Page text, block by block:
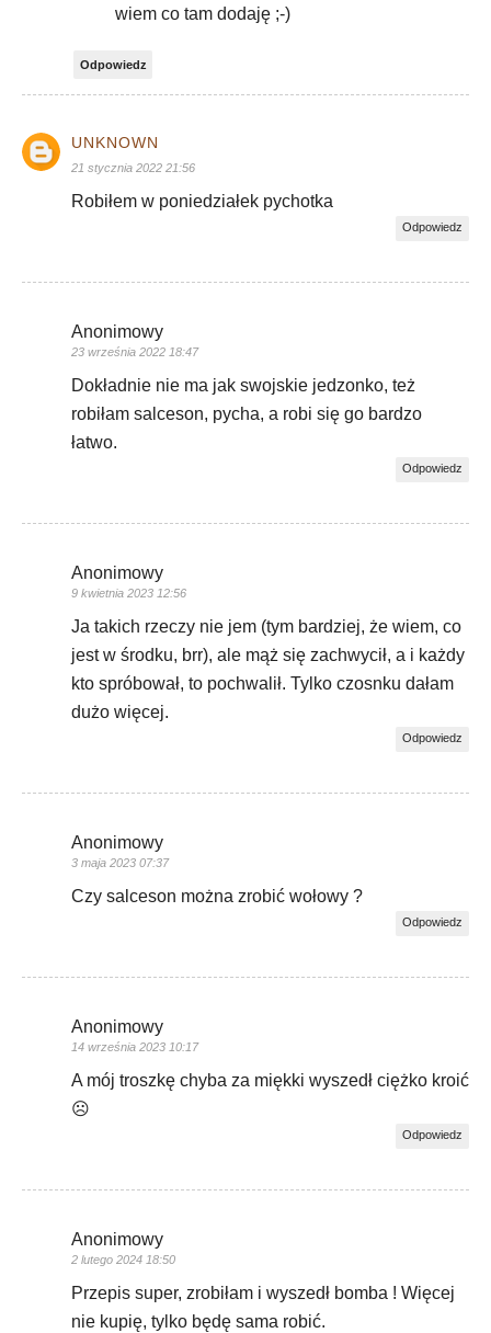
wiem co tam dodaję ;-)
Odpowiedz
UNKNOWN
21 stycznia 2022 21:56
Robiłem w poniedziałek pychotka
Odpowiedz
Anonimowy
23 września 2022 18:47
Dokładnie nie ma jak swojskie jedzonko, też
robiłam salceson, pycha, a robi się go bardzo
łatwo.
Odpowiedz
Anonimowy
9 kwietnia 2023 12:56
Ja takich rzeczy nie jem (tym bardziej, że wiem, co
jest w środku, brr), ale mąż się zachwycił, a i każdy
kto spróbował, to pochwalił. Tylko czosnku dałam
dużo więcej.
Odpowiedz
Anonimowy
3 maja 2023 07:37
Czy salceson można zrobić wołowy ?
Odpowiedz
Anonimowy
14 września 2023 10:17
A mój troszkę chyba za miękki wyszedł ciężko kroić
☹️
Odpowiedz
Anonimowy
2 lutego 2024 18:50
Przepis super, zrobiłam i wyszedł bomba ! Więcej
nie kupię, tylko będę sama robić.